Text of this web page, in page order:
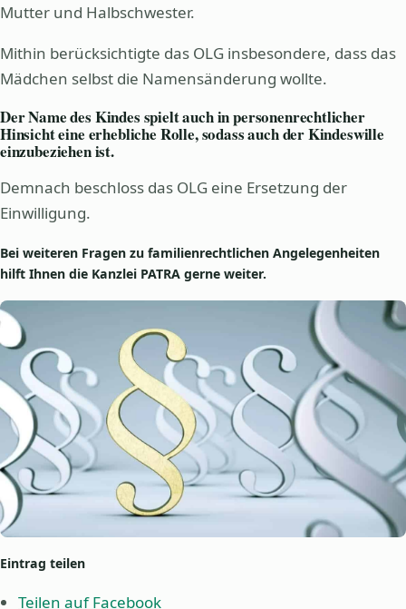
Mutter und Halbschwester.
Mithin berücksichtigte das OLG insbesondere, dass das
Mädchen selbst die Namensänderung wollte.
Der Name des Kindes spielt auch in personenrechtlicher
Hinsicht eine erhebliche Rolle, sodass auch der Kindeswille
einzubeziehen ist.
Demnach beschloss das OLG eine Ersetzung der
Einwilligung.
Bei weiteren Fragen zu familienrechtlichen Angelegenheiten
hilft Ihnen die Kanzlei PATRA gerne weiter.
Eintrag teilen
Teilen auf Facebook